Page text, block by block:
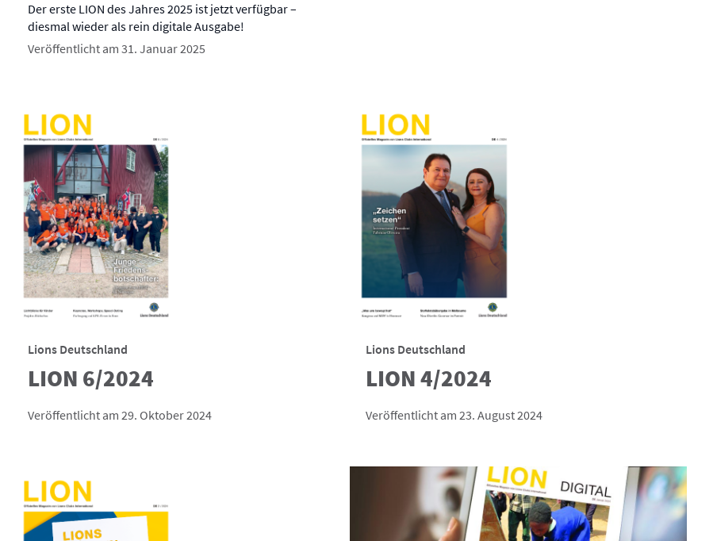
Der erste LION des Jahres 2025 ist jetzt verfügbar –
diesmal wieder als rein digitale Ausgabe!
Veröffentlicht am 31. Januar 2025
Lions Deutschland
LION 6/2024
Veröffentlicht am 29. Oktober 2024
Lions Deutschland
LION 4/2024
Veröffentlicht am 23. August 2024